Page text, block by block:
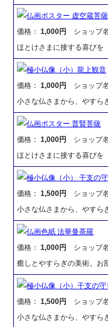
仏画ポスター 虚空蔵菩薩
価格：1,000円
ショップ
ほとけさまに接する喜びを
極小仏像（小）龍上観音
価格：1,000円
ショップ
小さな仏さまから、やすら
仏画ポスター 普賢菩薩
価格：1,000円
ショップ
ほとけさまに接する喜びを
極小仏像（小） 干支の
価格：1,500円
ショップ
小さな仏さまから、やすら
仏画色紙 法華曼荼羅
価格：1,000円
ショップ
癒しとやすらぎの美術。お
極小仏像（小）干支の守
価格：1,500円
ショップ
小さな仏さまから、やすら